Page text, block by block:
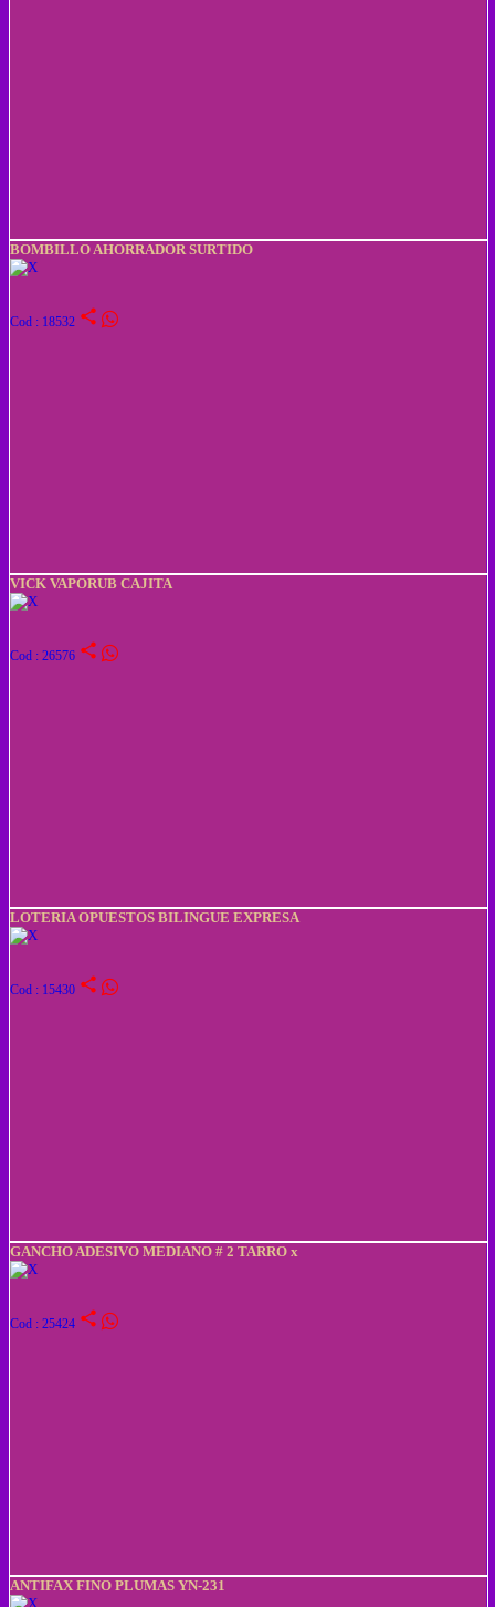
BOMBILLO AHORRADOR SURTIDO
Cod : 18532 share
VICK VAPORUB CAJITA
Cod : 26576 share
LOTERIA OPUESTOS BILINGUE EXPRESA
Cod : 15430 share
GANCHO ADESIVO MEDIANO # 2 TARRO x
Cod : 25424 share
ANTIFAX FINO PLUMAS YN-231